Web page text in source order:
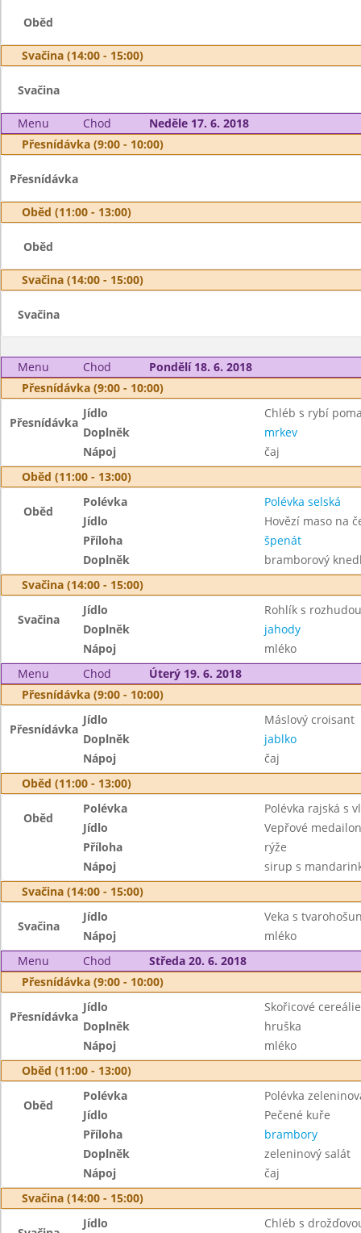
Oběd
Svačina (14:00 - 15:00)
Svačina
Menu Chod
Neděle 17. 6. 2018
Přesnídávka (9:00 - 10:00)
Přesnídávka
Oběd (11:00 - 13:00)
Oběd
Svačina (14:00 - 15:00)
Svačina
Menu Chod
Pondělí 18. 6. 2018
Přesnídávka (9:00 - 10:00)
Přesnídávka
Jídlo
Chléb s rybí
Doplněk
mrkev
Nápoj
čaj
Oběd (11:00 - 13:00)
Oběd
Polévka
Polévka selská
Jídlo
Hovězí maso na
Příloha
špenát
Doplněk
bramborový
Svačina (14:00 - 15:00)
Svačina
Jídlo
Rohlík s rozhudou
Doplněk
jahody
Nápoj
mléko
Menu
Chod
Úterý 19. 6. 2018
Přesnídávka (9:00 - 10:00)
Přesnídávka
Jídlo
Máslový croisant
Doplněk
jablko
Nápoj
čaj
Oběd (11:00 - 13:00)
Oběd
Polévka
Polévka rajská s
Jídlo
Vepřové
Příloha
rýže
Nápoj
sirup s
Svačina (14:00 - 15:00)
Svačina
Jídlo
Veka s
Nápoj
mléko
Menu
Chod
Středa 20. 6. 2018
Přesnídávka (9:00 - 10:00)
Přesnídávka
Jídlo
Skořicové cereálie
Doplněk
hruška
Nápoj
mléko
Oběd (11:00 - 13:00)
Oběd
Polévka
Polévka
Jídlo
Pečené kuře
Příloha
brambory
Doplněk
zeleninový salát
Nápoj
čaj
Svačina (14:00 - 15:00)
Jídlo Chléb s